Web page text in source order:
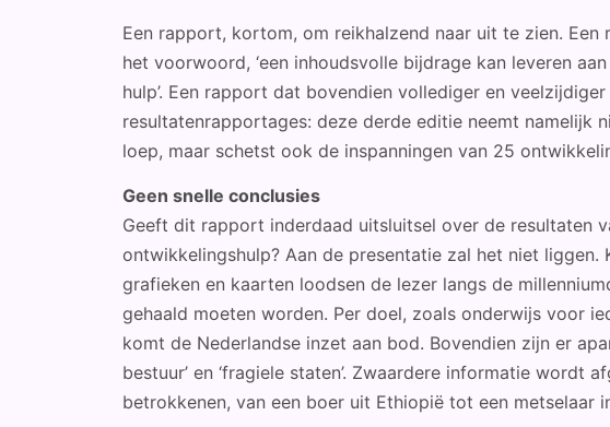
Een rapport, kortom, om reikhalzend naar uit te zien.
het voorwoord, ‘een inhoudsvolle bijdrage kan leveren
hulp’. Een rapport dat bovendien vollediger en
resultatenrapportages: deze derde editie neemt namelijk
loep, maar schetst ook de inspanningen van 25
Geen snelle conclusies
Geeft dit rapport inderdaad uitsluitsel over de resultaten
ontwikkelingshulp? Aan de presentatie zal het niet liggen.
grafieken en kaarten loodsen de lezer langs de
gehaald moeten worden. Per doel, zoals onderwijs voor
komt de Nederlandse inzet aan bod. Bovendien zijn er
bestuur’ en ‘fragiele staten’. Zwaardere informatie wordt
betrokkenen, van een boer uit Ethiopië tot een metselaar